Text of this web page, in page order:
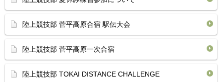
陸上競技部 菅平高原合宿 駅伝大会
陸上競技部 菅平高原一次合宿
陸上競技部 TOKAI DISTANCE CHALLENGE